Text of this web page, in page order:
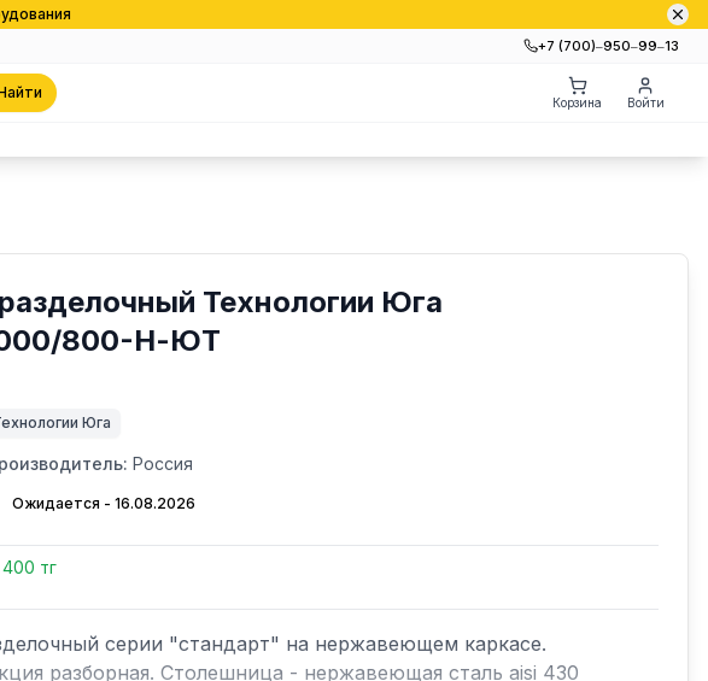
+7 (700)‒950‒99‒13
Корзина Войти
Технологии Юга
800-Н-ЮТ
Юга
Россия
Ожидается - 16.08.2026
400 тг
серии "стандарт" на нержавеющем каркасе.
разборная. Столешница - нержавеющая сталь aisi 430